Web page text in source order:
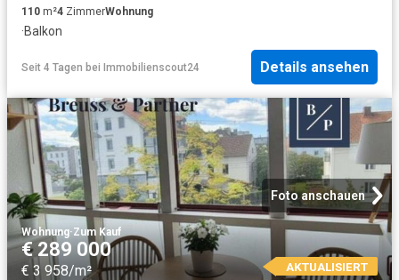
110 m²4 ZimmerWohnung
·Balkon
Seit 4 Tagen bei Immobilienscout24 Details ansehen
Foto anschauen
Wohnung·Zum Kauf
€ 289 000
€ 3 958/m² AKTUALISIERT